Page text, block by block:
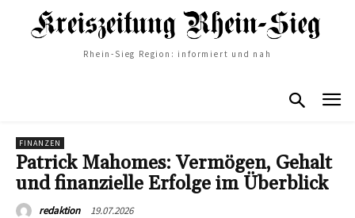
Rhein-Sieg Region: informiert und nah
FINANZEN
Patrick Mahomes: Vermögen, Gehalt
und finanzielle Erfolge im Überblick
redaktion 19.07.2026